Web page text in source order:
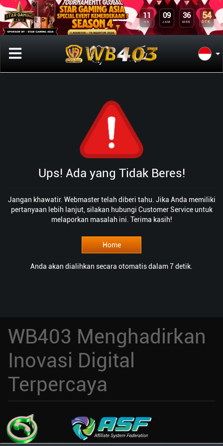
11
HR
09
JAM
36
MEN
54
DTK
Ups! Ada yang Tidak Beres!
Jangan khawatir. Webmaster telah diberi tahu. Jika Anda memiliki
pertanyaan lebih lanjut, silakan hubungi Customer Service untuk
melaporkan masalah ini. Terima kasih!
Home
Anda akan dialihkan secara otomatis dalam 7 detik.
WB403 Menghadirkan
Inovasi Digital
Terpercaya